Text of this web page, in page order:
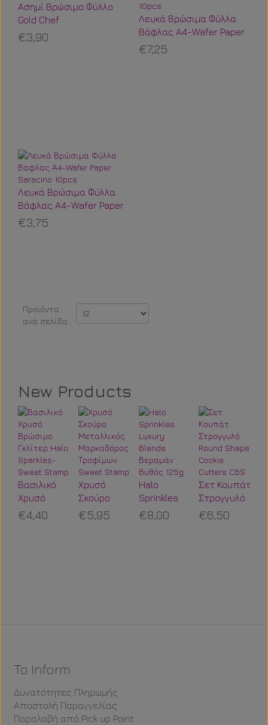
Ασημί Βρώσιμο Φύλλο
Gold Chef
€3,90
Λευκά Βρώσιμα Φύλλα
Βάφλας Α4-Wafer Paper
10pcs
€7,25
Λευκά Βρώσιμα Φύλλα
Βάφλας Α4-Wafer Paper
Saracino 10pcs
€3,75
New Products
Βασιλικό
Χρυσό
Βρώσιμο
Γκλίτερ
€4,40
Χρυσό
Σκούρο
Μεταλλικός
Μαρκαδόρος
€5,95
Halo
Sprinkles
Luxury
Blends
€8,00
Σετ Κουπάτ
Στρογγυλό
Round
Shape
€6,50
To Inform
Δυνατότητες Πληρωμής
Αποστολή Παραγγελίας
Παραλαβή από Pick up Point